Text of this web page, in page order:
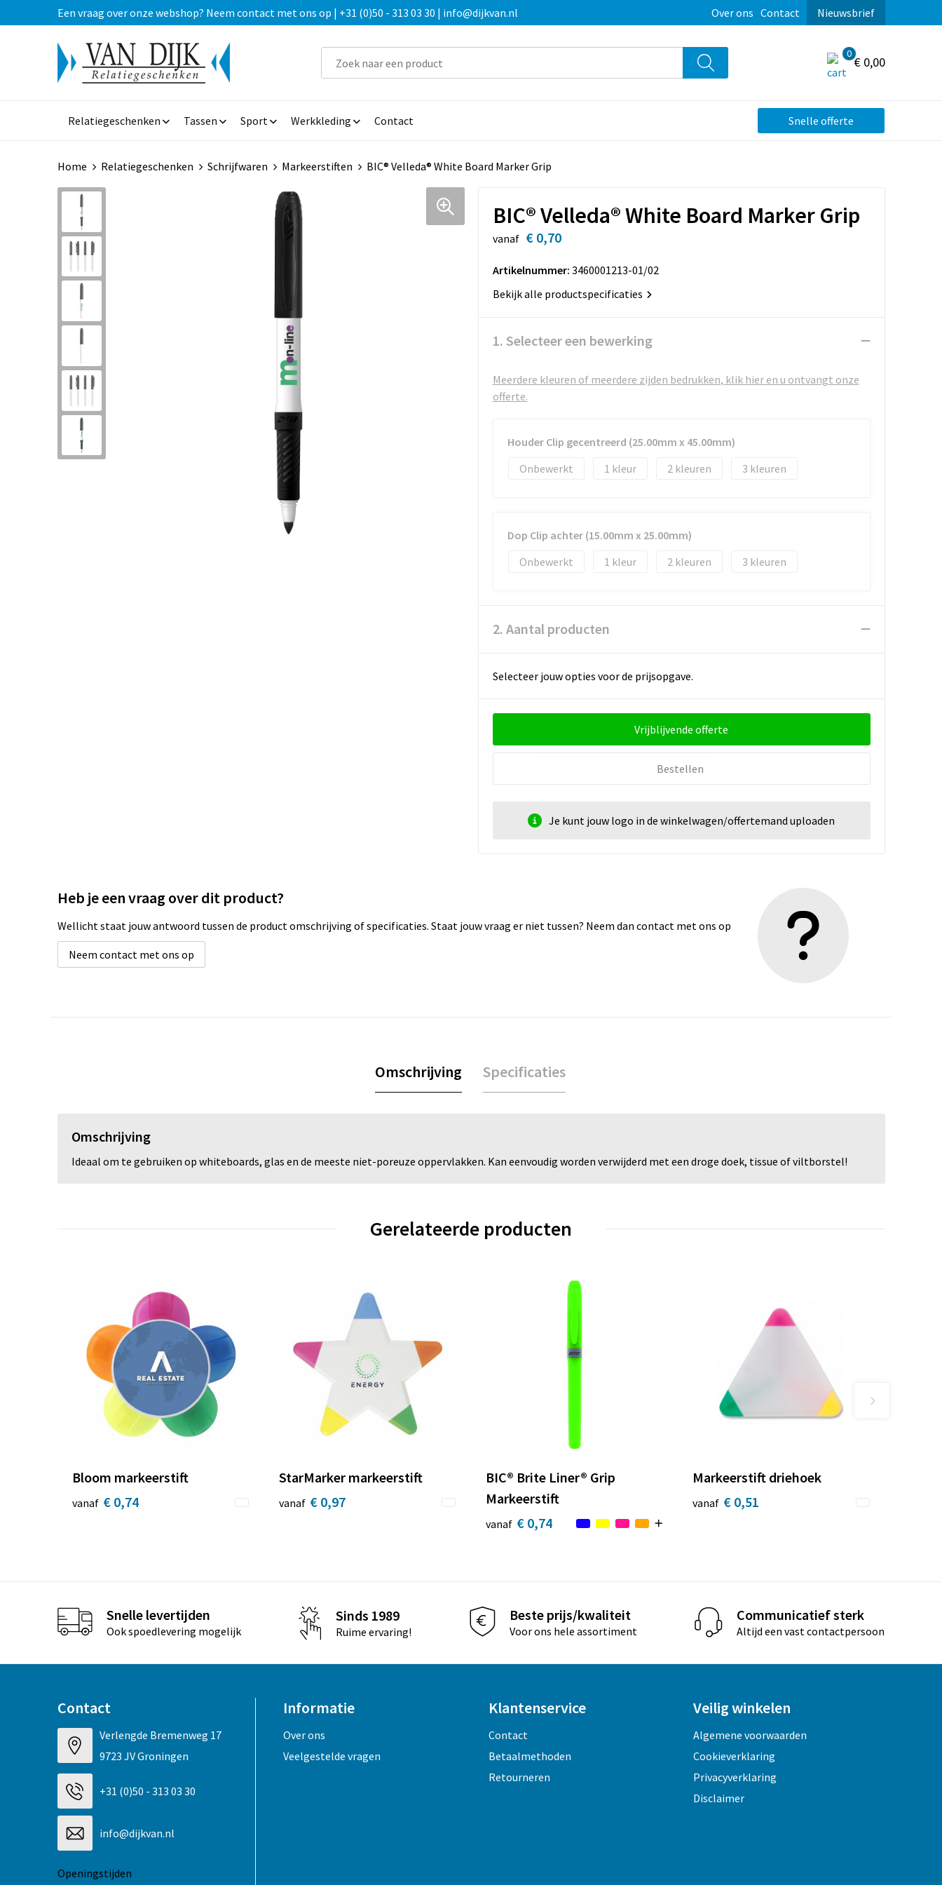
Een vraag over onze webshop? Neem contact met ons op | +31 (0)50 - 313 03 30 | info@dijkvan.nl Over ons Contact Nieuwsbrief
0
€ 0,00
Relatiegeschenken Tassen Sport Werkkleding Contact Snelle offerte
Home Relatiegeschenken Schrijfwaren Markeerstiften BIC® Velleda® White Board Marker Grip
BIC® Velleda® White Board Marker Grip
vanaf € 0,70
Artikelnummer: 3460001213-01/02
Bekijk alle productspecificaties
1. Selecteer een bewerking
Meerdere kleuren of meerdere zijden bedrukken, klik hier en u ontvangt onze
offerte.
Houder Clip gecentreerd (25.00mm x 45.00mm)
Onbewerkt
1 2 3
Dop Clip achter (15.00mm x 25.00mm)
Onbewerkt
1 2 3
2. Aantal producten
Selecteer jouw opties voor de prijsopgave.
Vrijblijvende offerte
Bestellen
Je kunt jouw logo in de winkelwagen/offertemand uploaden
Heb je een vraag over dit product?
Wellicht staat jouw antwoord tussen de product omschrijving of specificaties. Staat jouw vraag er niet tussen? Neem dan contact met ons op
Neem contact met ons op
Omschrijving Specificaties
Omschrijving
Ideaal om te gebruiken op whiteboards, glas en de meeste niet-poreuze oppervlakken. Kan eenvoudig worden verwijderd met een droge doek, tissue of viltborstel!
Gerelateerde producten
Bloom markeerstift
vanaf € 0,74
StarMarker markeerstift
vanaf € 0,97
BIC® Brite Liner® Grip
Markeerstift
vanaf € 0,74
Markeerstift driehoek
vanaf € 0,51
Snelle levertijden
Ook spoedlevering mogelijk
Sinds 1989
Ruime ervaring!
Beste prijs/kwaliteit
Voor ons hele assortiment
Communicatief sterk
Altijd een vast contactpersoon
Contact
Verlengde Bremenweg 17
9723 JV Groningen
+31 (0)50 - 313 03 30
info@dijkvan.nl
Openingstijden
Informatie
Over ons
Veelgestelde vragen
Klantenservice
Contact
Betaalmethoden
Retourneren
Veilig winkelen
Algemene voorwaarden
Cookieverklaring
Privacyverklaring
Disclaimer